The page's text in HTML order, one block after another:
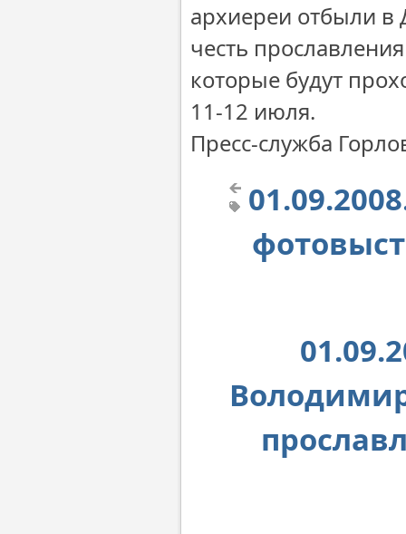
архиереи отбыли в
честь
которые будут
11-12 июля.
Пресс-служба